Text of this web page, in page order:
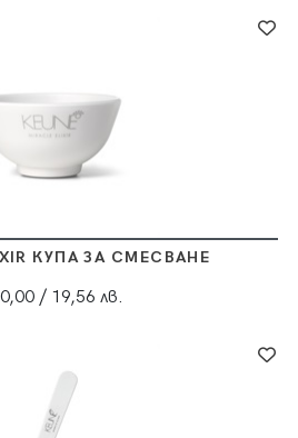
КУПА ЗА СМЕСВАНЕ
/ 19,56 лв.